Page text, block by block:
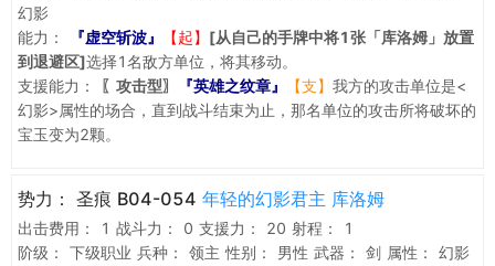
幻影
能力：
『虚空斩波』 【起】 [从自己的手牌中将1张「库洛姆」放置
到退避区]选择1名敌方单位，将其移动。
支援能力：
〖攻击型〗 『英雄之纹章』 【支】 我方的攻击单位是<
幻影>属性的场合，直到战斗结束为止，那名单位的攻击所将破坏的
宝玉变为2颗。
势力： 圣痕 B04-054 年轻的幻影君主 库洛姆
出击费用： 1 战斗力： 0 支援力： 20 射程：
1
阶级：
下级职业 兵种： 领主 性别： 男性 武器： 剑 属性：
幻影